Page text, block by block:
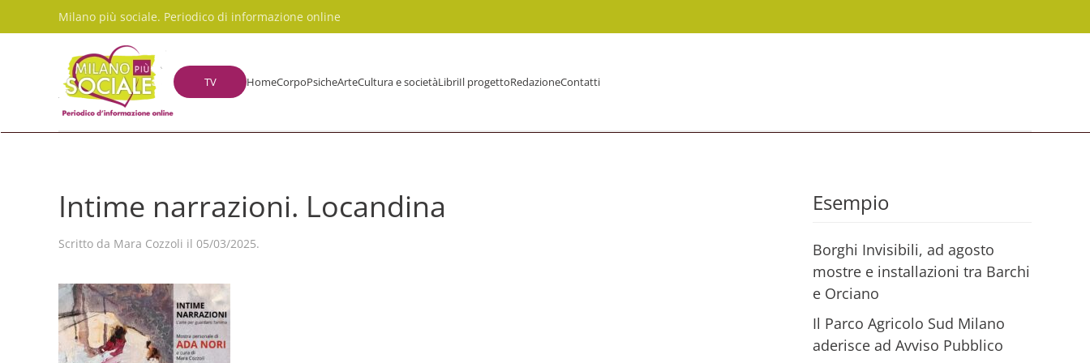
Skip to main content
Milano più sociale. Periodico di informazione online
TV HomeCorpoPsicheArteCultura e societàLibriIl progettoRedazioneContatti
Intime narrazioni. Locandina
Scritto da Mara Cozzoli il 05/03/2025.
Esempio
Borghi Invisibili, ad agosto
mostre e installazioni tra Barchi
e Orciano
Il Parco Agricolo Sud Milano
aderisce ad Avviso Pubblico